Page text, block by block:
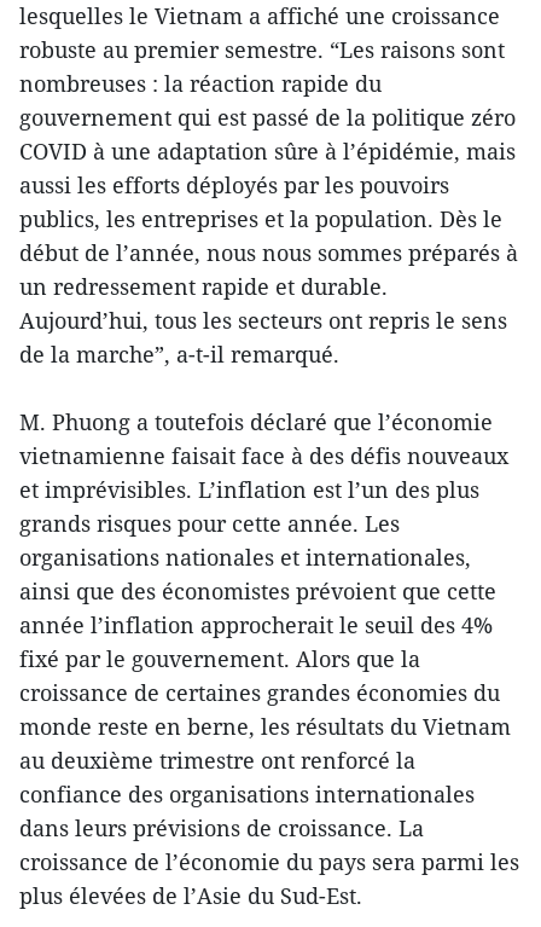
lesquelles le Vietnam a affiché une croissance
robuste au premier semestre. “Les raisons sont
nombreuses : la réaction rapide du
gouvernement qui est passé de la politique zéro
COVID à une adaptation sûre à l’épidémie, mais
aussi les efforts déployés par les pouvoirs
publics, les entreprises et la population. Dès le
début de l’année, nous nous sommes préparés à
un redressement rapide et durable.
Aujourd’hui, tous les secteurs ont repris le sens
de la marche”, a-t-il remarqué.
M. Phuong a toutefois déclaré que l’économie
vietnamienne faisait face à des défis nouveaux
et imprévisibles. L’inflation est l’un des plus
grands risques pour cette année. Les
organisations nationales et internationales,
ainsi que des économistes prévoient que cette
année l’inflation approcherait le seuil des 4%
fixé par le gouvernement. Alors que la
croissance de certaines grandes économies du
monde reste en berne, les résultats du Vietnam
au deuxième trimestre ont renforcé la
confiance des organisations internationales
dans leurs prévisions de croissance. La
croissance de l’économie du pays sera parmi les
plus élevées de l’Asie du Sud-Est.